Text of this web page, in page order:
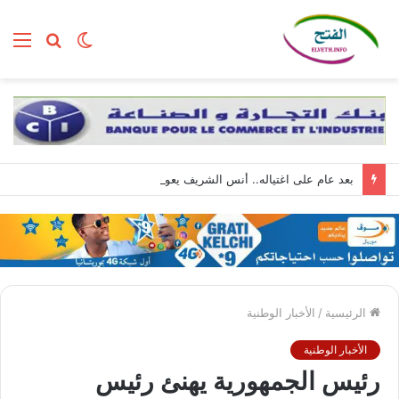
بحث الوضع
الرئيسية / الأخبار الوطنية
الأخبار الوطنية
رئيس الجمهورية يهنئ رئيس